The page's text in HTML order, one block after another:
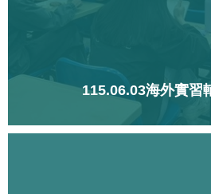
115.06.03海外實習